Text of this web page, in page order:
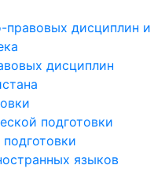
правовых дисциплин и
дисциплин
подготовки
языков